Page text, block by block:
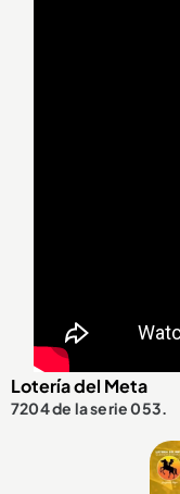
Lotería del Meta
7204 de la serie 053.